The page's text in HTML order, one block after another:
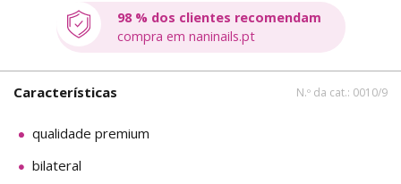
98 % dos clientes recomendam
compra em naninails.pt
Características N.º da cat.: 0010/9
qualidade premium
bilateral